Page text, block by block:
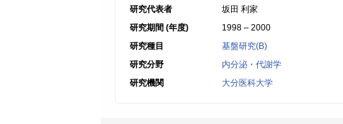
研究代表者
坂田 利家
研究期間 (年度)
1998 – 2000
研究種目
基盤研究(B)
研究分野
内分泌・代謝学
研究機関
大分医科大学